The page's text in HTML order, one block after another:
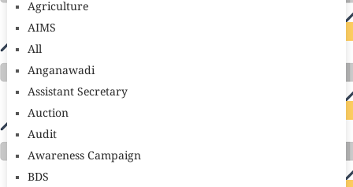
Agriculture
AIMS
All
Anganawadi
Assistant Secretary
Auction
Audit
Awareness Campaign
BDS